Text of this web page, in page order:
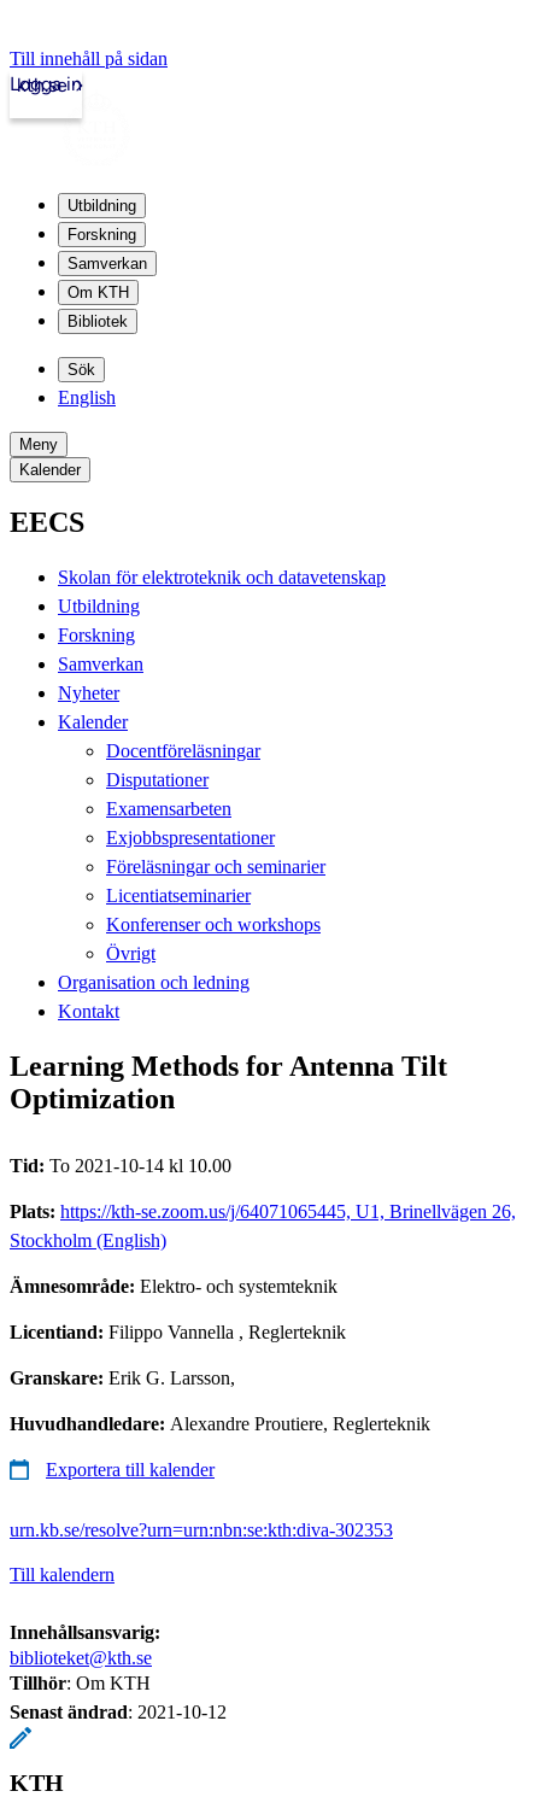
Till innehåll på sidan
kth.se
Logga in
Utbildning
Forskning
Samverkan
Om KTH
Bibliotek
Sök
English
Meny
Kalender
EECS
Skolan för elektroteknik och datavetenskap
Utbildning
Forskning
Samverkan
Nyheter
Kalender
Docentföreläsningar
Disputationer
Examensarbeten
Exjobbspresentationer
Föreläsningar och seminarier
Licentiatseminarier
Konferenser och workshops
Övrigt
Organisation och ledning
Kontakt
Learning Methods for Antenna Tilt
Optimization
Tid: To 2021-10-14 kl 10.00
Plats: https://kth-se.zoom.us/j/64071065445, U1, Brinellvägen 26,
Stockholm (English)
Ämnesområde: Elektro- och systemteknik
Licentiand: Filippo Vannella , Reglerteknik
Granskare: Erik G. Larsson,
Huvudhandledare: Alexandre Proutiere, Reglerteknik
Exportera till kalender
urn.kb.se/resolve?urn=urn:nbn:se:kth:diva-302353
Till kalendern
Innehållsansvarig:
biblioteket@kth.se
Tillhör: Om KTH
Senast ändrad: 2021-10-12
KTH